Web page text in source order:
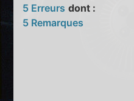
5 Erreurs dont :
5 Remarques